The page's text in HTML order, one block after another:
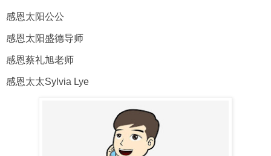
感恩太阳公公
感恩太阳盛德导师
感恩蔡礼旭老师
感恩太太Sylvia Lye